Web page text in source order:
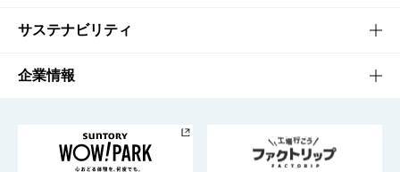
商品発売情報
栄養成分一覧
キャンペーン
工場見学
地域情報
文化・スポーツTOP
サントリーホール
サントリーサンバーズ大阪
サステナビリティ
サステナビリティTOP
サントリーが考えるサステナビリティ経営
企業情報
企業概要